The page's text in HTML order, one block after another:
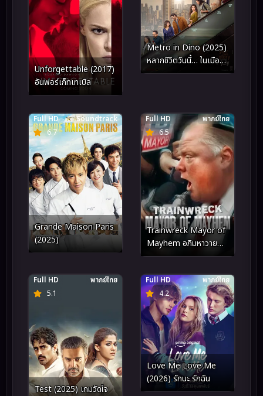
Unforgettable (2017)
อันฟอร์เก็ทเทเบิล
Metro in Dino (2025)
หลากชีวิตวันนี้… ในเมือง
ใหญ่
6.7
Full HD Soundtrack
Grande Maison Paris
(2025)
6.5
Full HD พากย์ไทย
Trainwreck Mayor of
Mayhem อภิมหาวาย
ป่วง นายกเทศมนตรีแห่ง
5.1
Full HD พากย์ไทย
Test (2025) เกมวัดใจ
4.2
Full HD พากย์ไทย
Love Me Love Me
(2026) รักนะ รักฉัน